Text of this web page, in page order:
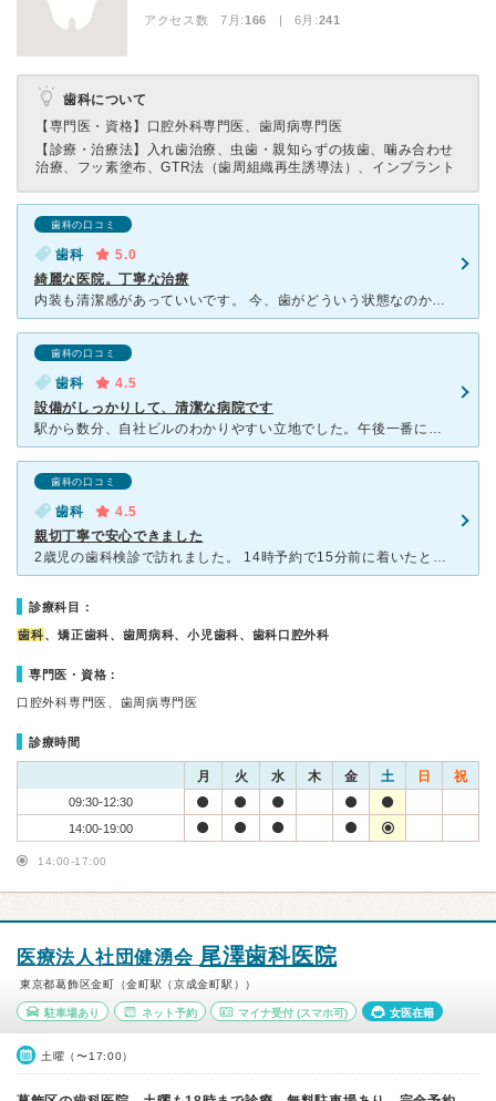
アクセス数 7月:166 | 6月:241
歯科について
【専門医・資格】 口腔外科専門医、歯周病専門医
【診療・治療法】
入れ歯治療、虫歯・親知らずの抜歯、噛み合わせ
治療、フッ素塗布、GTR法（歯周組織再生誘導法）、インプラント
歯科の口コミ
歯科
5.0
綺麗な医院。丁寧な治療
内装も清潔感があっていいです。 今、歯がどういう状態なのか丁寧に教えてくれました。待ち時間も長くなく丁寧に素早く治療してくれます。 機械が最新？なのか凄いです！ 流れ作業的なのはなく、院長が
歯科の口コミ
歯科
4.5
設備がしっかりして、清潔な病院です
駅から数分、自社ビルのわかりやすい立地でした。午後一番に入りましたが結構平日なのに人がいました。 受付の人の対応は、イマイチでしたが先生は紳士的にしっかり説明してくださる方です。根っこに膿が溜まって
歯科の口コミ
歯科
4.5
親切丁寧で安心できました
2歳児の歯科検診で訪れました。 14時予約で15分前に着いたところ、待合室には入れるのですが受付の方はおらず、、声をかけてもしーんとしていました。一瞬間違えたのかと焦りました。14時の2〜3分前にや
診療科目：
歯科、矯正歯科、歯周病科、小児歯科、歯科口腔外科
専門医・資格：
口腔外科専門医、歯周病専門医
診療時間
月 火 水 木 金 土 日 祝
09:30-12:30
14:00-19:00
14:00-17:00
医療法人社団健湧会 尾澤歯科医院
東京都葛飾区金町（金町駅（京成金町駅））
駐車場あり ネット予約 マイナ受付 (スマホ可) 女医在籍
土曜（〜17:00）